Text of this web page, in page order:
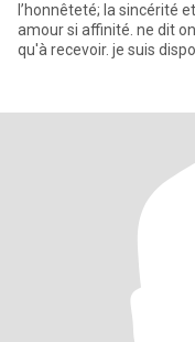
l’honnêteté; la sincérité
amour si affinité. ne dit
qu'à recevoir. je suis